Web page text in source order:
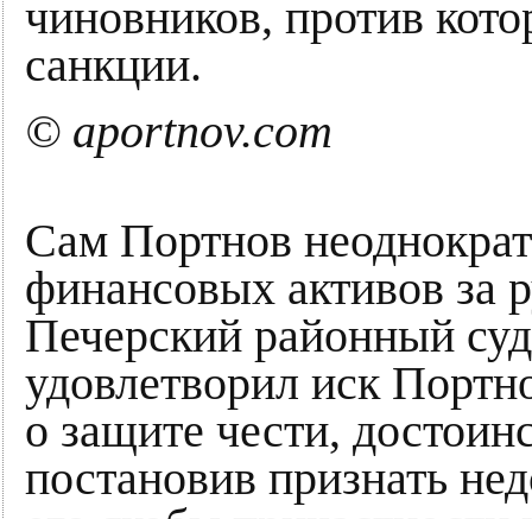
чиновников, против
санкции.
© aportnov.com
Сам Портнов
финансовых активов за
Печерский районный
удовлетворил иск
о защите чести,
постановив признать